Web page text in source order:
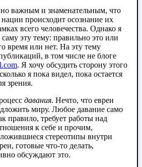
важным и знаменательным, что
нации происходит осознание их
всего человечества. Однако я
эту тему: правильно это или
время или нет. На эту тему
в том числе не блоге
. Я хочу обсудить сторону этого
я пока видел, пока остается
зрения.
давания. Нечто, что евреи
миру. Любое давание само
правило, требует работы над
к себе и прочим,
стереотипы внутри
готовые что-то делать,
обсуждают это.